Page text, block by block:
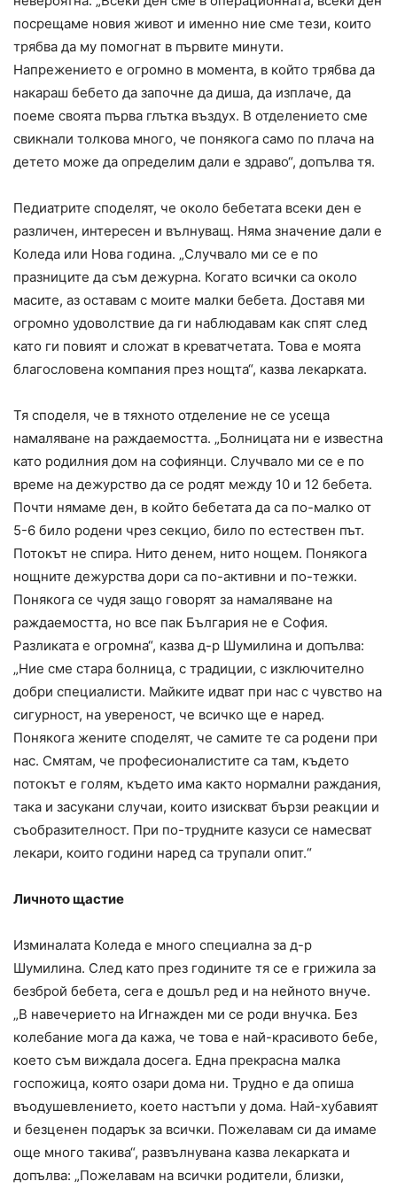
посрещаме новия живот и именно ние сме тези, които
трябва да му помогнат в първите минути.
Напрежението е огромно в момента, в който трябва да
накараш бебето да започне да диша, да изплаче, да
поеме своята първа глътка въздух. В отделението сме
свикнали толкова много, че понякога само по плача на
детето може да определим дали е здраво“, допълва тя.
Педиатрите споделят, че около бебетата всеки ден е
различен, интересен и вълнуващ. Няма значение дали е
Коледа или Нова година. „Случвало ми се е по
празниците да съм дежурна. Когато всички са около
масите, аз оставам с моите малки бебета. Доставя ми
огромно удоволствие да ги наблюдавам как спят след
като ги повият и сложат в креватчетата. Това е моята
благословена компания през нощта“, казва лекарката.
Тя споделя, че в тяхното отделение не се усеща
намаляване на раждаемостта. „Болницата ни е известна
като родилния дом на софиянци. Случвало ми се е по
време на дежурство да се родят между 10 и 12 бебета.
Почти нямаме ден, в който бебетата да са по-малко от
5-6 било родени чрез секцио, било по естествен път.
Потокът не спира. Нито денем, нито нощем. Понякога
нощните дежурства дори са по-активни и по-тежки.
Понякога се чудя защо говорят за намаляване на
раждаемостта, но все пак България не е София.
Разликата е огромна“, казва д-р Шумилина и допълва:
„Ние сме стара болница, с традиции, с изключително
добри специалисти. Майките идват при нас с чувство на
сигурност, на увереност, че всичко ще е наред.
Понякога жените споделят, че самите те са родени при
нас. Смятам, че професионалистите са там, където
потокът е голям, където има както нормални раждания,
така и засукани случаи, които изискват бързи реакции и
съобразителност. При по-трудните казуси се намесват
лекари, които години наред са трупали опит.“
Личното щастие
Изминалата Коледа е много специална за д-р
Шумилина. След като през годините тя се е грижила за
безброй бебета, сега е дошъл ред и на нейното внуче.
„В навечерието на Игнажден ми се роди внучка. Без
колебание мога да кажа, че това е най-красивото бебе,
което съм виждала досега. Една прекрасна малка
госпожица, която озари дома ни. Трудно е да опиша
въодушевлението, което настъпи у дома. Най-хубавият
и безценен подарък за всички. Пожелавам си да имаме
още много такива“, развълнувана казва лекарката и
допълва: „Пожелавам на всички родители, близки,